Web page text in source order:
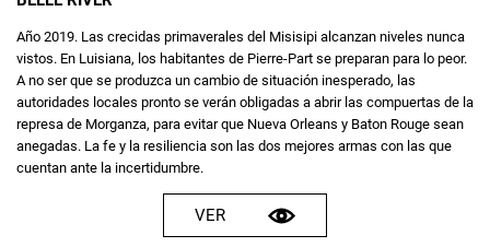
Año 2019. Las crecidas primaverales del Misisipi alcanzan niveles nunca
vistos. En Luisiana, los habitantes de Pierre-Part se preparan para lo peor.
A no ser que se produzca un cambio de situación inesperado, las
autoridades locales pronto se verán obligadas a abrir las compuertas de la
represa de Morganza, para evitar que Nueva Orleans y Baton Rouge sean
anegadas. La fe y la resiliencia son las dos mejores armas con las que
cuentan ante la incertidumbre.
VER